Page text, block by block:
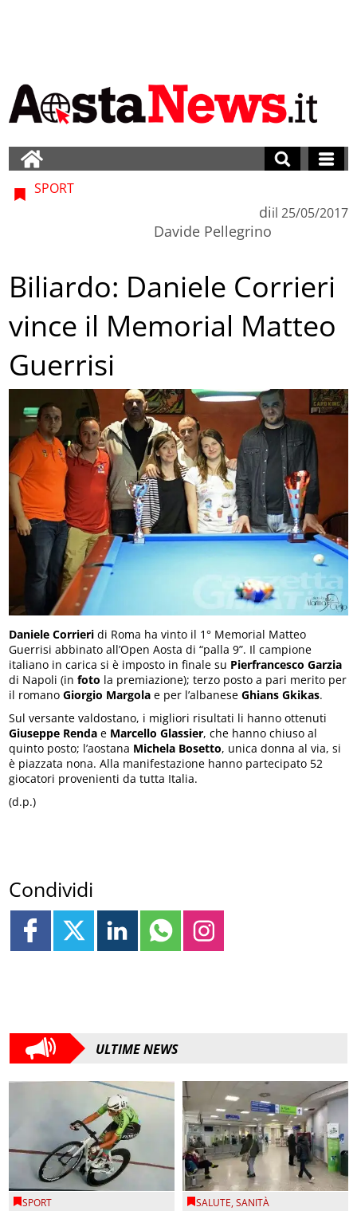
SPORT
di
Davide Pellegrino
il 25/05/2017
Biliardo: Daniele Corrieri
vince il Memorial Matteo
Guerrisi
Daniele Corrieri di Roma ha vinto il 1° Memorial Matteo
Guerrisi abbinato all’Open Aosta di “palla 9”. Il campione
italiano in carica si è imposto in finale su Pierfrancesco Garzia
di Napoli (infoto la premiazione); terzo posto a pari merito per
il romanoGiorgio Margola e per l’albaneseGhians Gkikas.
Sul versante valdostano, i migliori risultati li hanno ottenuti
Giuseppe Renda e Marcello Glassier, che hanno chiuso al
quinto posto; l’aostana Michela Bosetto, unica donna al via, si
è piazzata nona. Alla manifestazione hanno partecipato 52
giocatori provenienti da tutta Italia.
(d.p.)
Condividi
ULTIME NEWS
SPORT SALUTE,SANITÀ